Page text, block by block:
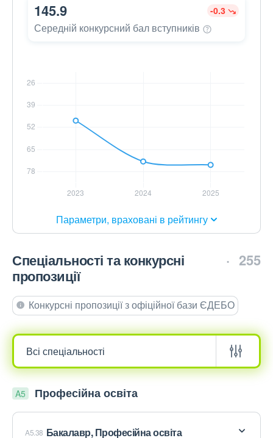
145.9 -0.3
Середній конкурсний бал вступників
Параметри, враховані в рейтингу
Спеціальності та конкурсні
пропозиції
255
Конкурсні пропозиції з офіційної бази ЄДЕБО
A5 Професійна освіта
A5.38 Бакалавр, Професійна освіта